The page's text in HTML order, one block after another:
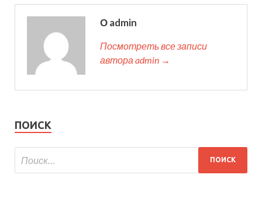
О admin
Посмотреть все записи
автора admin →
ПОИСК